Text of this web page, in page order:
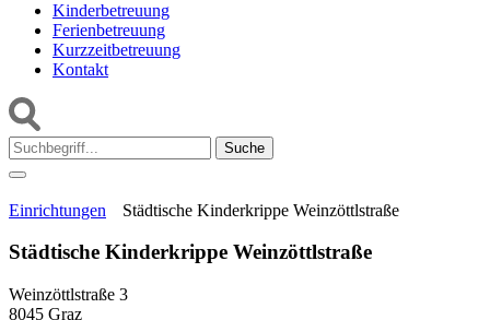
Kinderbetreuung
Ferienbetreuung
Kurzzeitbetreuung
Kontakt
Suche:
Einrichtungen Städtische Kinderkrippe Weinzöttlstraße
Städtische Kinderkrippe Weinzöttlstraße
Weinzöttlstraße 3
8045 Graz